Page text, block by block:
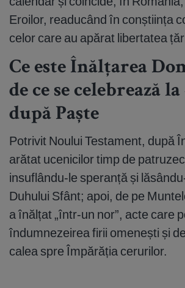
Eroilor, readucând în conștiința
celor care au apărat libertatea
Ce este Înălțarea
de ce se celebrează
după Paște
Potrivit Noului Testament, după
arătat ucenicilor timp de
insuflându-le speranță și
Duhului Sfânt; apoi, de pe
a înălțat „într-un nor”, acte care
îndumnezeirea firii omenești și
calea spre Împărăția cerurilor.